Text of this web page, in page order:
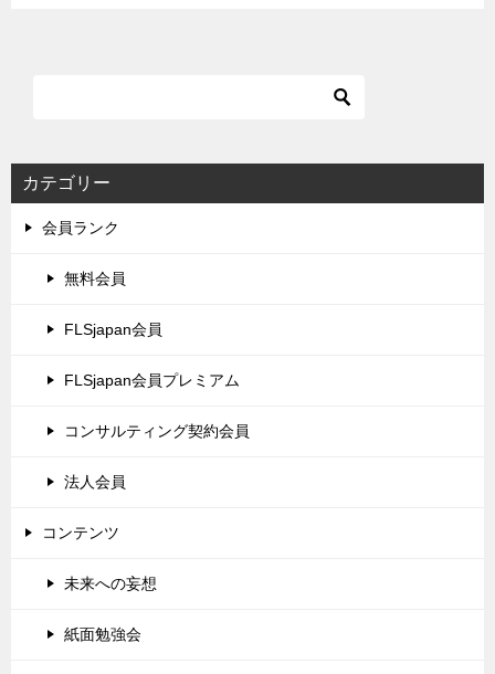
カテゴリー
会員ランク
無料会員
FLSjapan会員
FLSjapan会員プレミアム
コンサルティング契約会員
法人会員
コンテンツ
未来への妄想
紙面勉強会